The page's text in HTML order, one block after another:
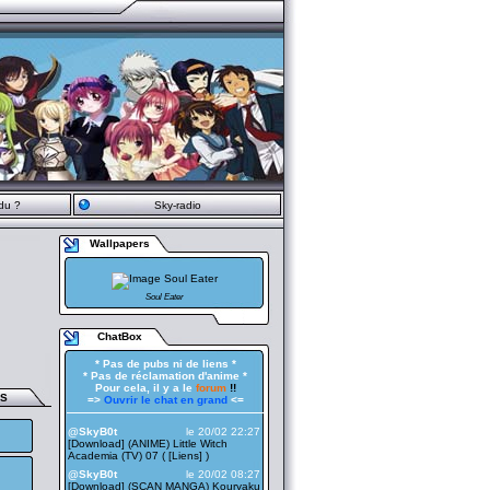
? Sky-radio
Wallpapers
Soul Eater
ChatBox
* Pas de pubs ni de liens *
* Pas de réclamation d'anime *
Pour cela, il y a le forum!!
=> Ouvrir le chat en grand<=
——————————————————
@SkyB0t
le 20/02 22:27
[Download] (ANIME) Little Witch
Academia (TV) 07 ( [Liens] )
@SkyB0t
le 20/02 08:27
[Download] (SCAN MANGA) Kouryaku